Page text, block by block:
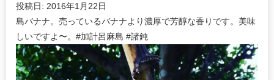
投稿日: 2016年1月22日
島バナナ。売っているバナナより濃厚で芳醇な香りです。美味
しいですよ〜。#加計呂麻島 #諸鈍